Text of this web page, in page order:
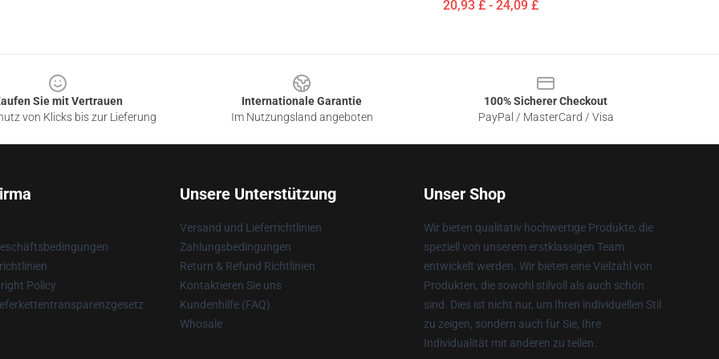
20,93 £ - 24,09 £
Sie mit Vertrauen
von Klicks bis zur Lieferung
Internationale Garantie
Im Nutzungsland angeboten
100% Sicherer Checkout
PayPal / MasterCard / Visa
Policy
Unsere Unterstützung
Versand und Lieferrichtlinien
Zahlungsbedingungen
Return & Refund Richtlinien
Kontaktieren Sie uns
Kundenhilfe (FAQ)
Whosale
Unser Shop
Wir bieten qualitativ hochwertige Produkte, die
speziell von unserem erstklassigen Team
entwickelt werden. Wir bieten eine Vielzahl von
Produkten, die sowohl stilvoll als auch schön
sind. Dies ist nicht nur, um Ihren individuellen Stil
zu zeigen, sondern auch für Sie, Ihre
Individualität mit anderen zu teilen.